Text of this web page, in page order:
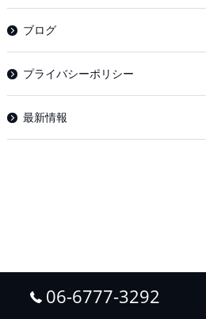
ブログ
プライバシーポリシー
最新情報
06-6777-3292